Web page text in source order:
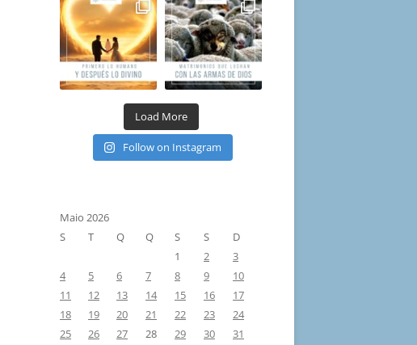
Load More
Follow on Instagram
Maio 2026
S
T Q Q S S
D
1
2
3
4
5 6 7 8 9
10
11
12 13 14 15 16
17
18
19 20 21 22 23
24
25
26 27 28 29 30
31